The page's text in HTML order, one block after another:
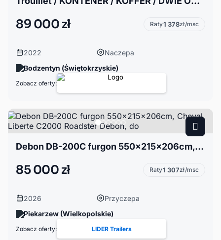
89 000 zł Raty1 378zł/msc
2022
Naczepa
Bodzentyn (Świętokrzyskie)
Zobacz oferty:
Debon DB-200C furgon 550x215x206cm, Cheval Liberte C2000 Roadster Debon, do
85 000 zł Raty1 307zł/msc
2026
Przyczepa
Piekarzew (Wielkopolskie)
Zobacz oferty: LIDER Trailers